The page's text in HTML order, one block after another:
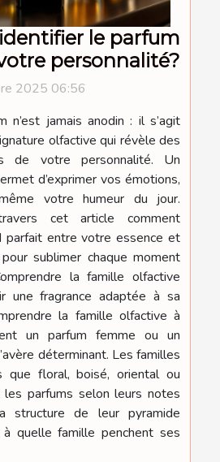
le parfum
personnalité?
2025 06:56
n’est jamais anodin : il s’agit
olfactive qui révèle des
de votre personnalité. Un
d’exprimer vos émotions,
votre humeur du jour.
cet article comment
parfait entre votre essence et
sublimer chaque moment
la famille olfactive
une fragrance adaptée à sa
la famille olfactive à
un parfum femme ou un
déterminant. Les familles
que floral, boisé, oriental ou
les parfums selon leurs notes
structure de leur pyramide
quelle famille penchent ses